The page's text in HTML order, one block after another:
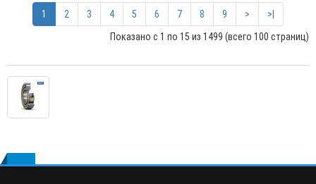
1 2 3 4 5 6 7 8 9 >
>|
Показано с 1 по 15 из 1499 (всего 100 страниц)